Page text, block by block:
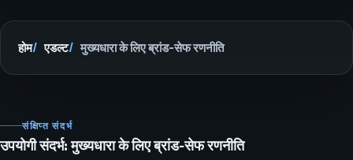
होम एडल्ट मुख्यधारा के लिए ब्रांड-सेफ रणनीति
संक्षिप्त संदर्भ
उपयोगी संदर्भ: मुख्यधारा के लिए ब्रांड-सेफ रणनीति